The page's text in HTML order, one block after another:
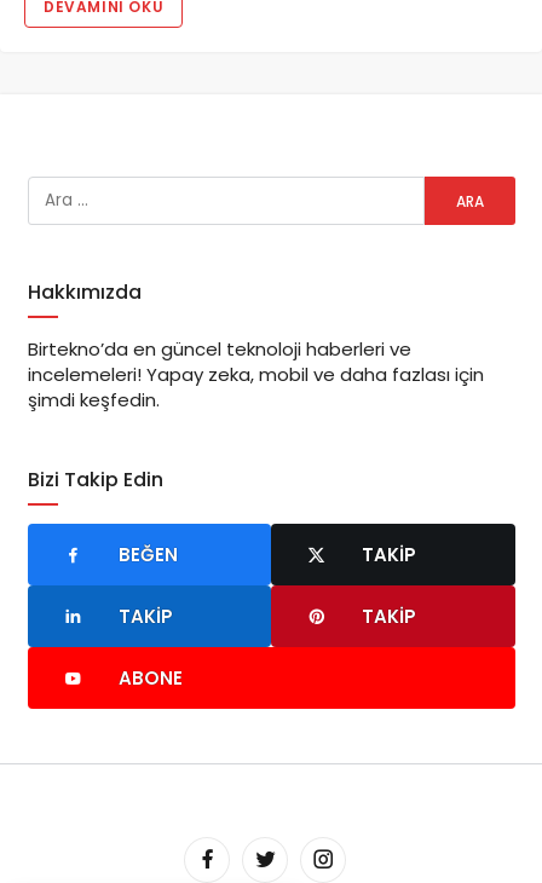
DEVAMINI OKU
Hakkımızda
Birtekno’da en güncel teknoloji haberleri ve
incelemeleri! Yapay zeka, mobil ve daha fazlası için
şimdi keşfedin.
Bizi Takip Edin
BEĞEN TAKIP
TAKIP TAKIP
ABONE